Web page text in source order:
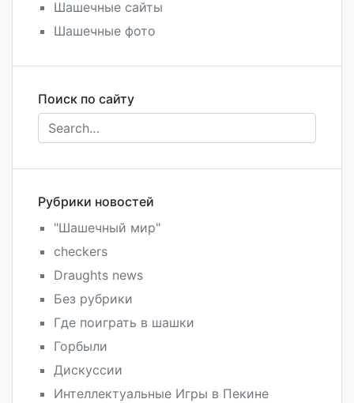
Шашечные сайты
Шашечные фото
Поиск по сайту
Рубрики новостей
"Шашечный мир"
checkers
Draughts news
Без рубрики
Где поиграть в шашки
Горбыли
Дискуссии
Интеллектуальные Игры в Пекине